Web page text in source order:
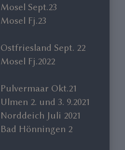
Mosel Sept.23
Mosel Fj.23
Ostfriesland Sept. 22
Mosel Fj.2022
Pulvermaar Okt.21
Ulmen 2. und 3. 9.2021
Norddeich Juli 2021
Bad Hönningen 2